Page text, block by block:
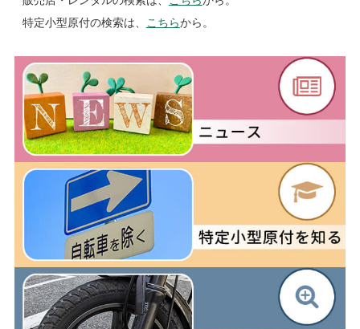
特定小型原付の検索は、
こちらから。